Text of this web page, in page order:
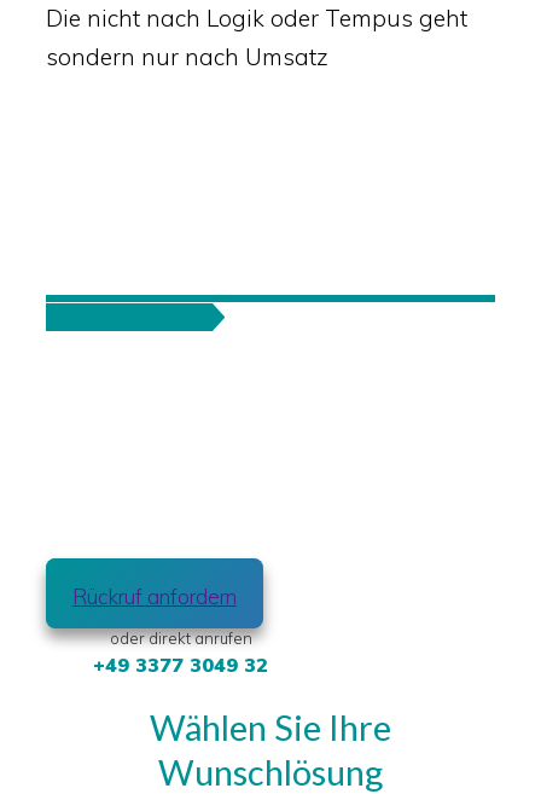
Die nicht nach Logik oder Tempus geht
sondern nur nach Umsatz
Rückruf anfordern
oder direkt anrufen
+49 3377 3049 32
Wählen Sie Ihre
Wunschlösung